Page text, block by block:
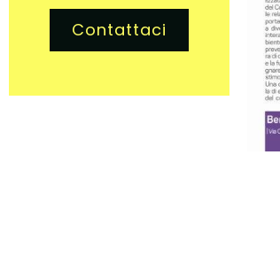
Contattaci